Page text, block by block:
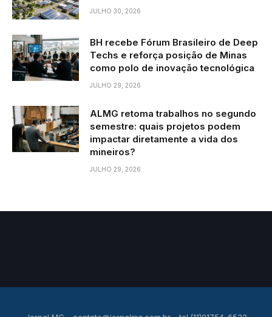
JULHO 30, 2026
BH recebe Fórum Brasileiro de Deep
Techs e reforça posição de Minas
como polo de inovação tecnológica
JULHO 29, 2026
ALMG retoma trabalhos no segundo
semestre: quais projetos podem
impactar diretamente a vida dos
mineiros?
JULHO 29, 2026